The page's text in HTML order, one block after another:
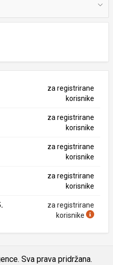
za registrirane
korisnike
za registrirane
korisnike
za registrirane
korisnike
za registrirane
korisnike
za registrirane
korisnike
Sva prava pridržana.